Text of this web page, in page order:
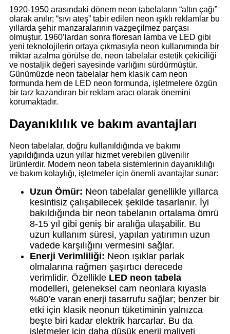
1920-1950 arasındaki dönem neon tabelaların “altın çağı”
olarak anılır; “sıvı ateş” tabir edilen neon ışıklı reklamlar bu
yıllarda şehir manzaralarının vazgeçilmez parçası
olmuştur. 1960’lardan sonra floresan lamba ve LED gibi
yeni teknolojilerin ortaya çıkmasıyla neon kullanımında bir
miktar azalma görülse de, neon tabelalar estetik çekiciliği
ve nostaljik değeri sayesinde varlığını sürdürmüştür.
Günümüzde neon tabelalar hem klasik cam neon
formunda hem de LED neon formunda, işletmelere özgün
bir tarz kazandıran bir reklam aracı olarak önemini
korumaktadır.
Dayanıklılık ve bakım avantajları
Neon tabelalar, doğru kullanıldığında ve bakımı
yapıldığında uzun yıllar hizmet verebilen güvenilir
ürünlerdir. Modern neon tabela sistemlerinin dayanıklılığı
ve bakım kolaylığı, işletmeler için önemli avantajlar sunar:
Uzun Ömür: Neon tabelalar genellikle yıllarca
kesintisiz çalışabilecek şekilde tasarlanır. İyi
bakıldığında bir neon tabelanın ortalama ömrü
8-15 yıl gibi geniş bir aralığa ulaşabilir. Bu
uzun kullanım süresi, yapılan yatırımın uzun
vadede karşılığını vermesini sağlar.
Enerji Verimliliği: Neon ışıklar parlak
olmalarına rağmen şaşırtıcı derecede
verimlidir. Özellikle LED neon tabela
modelleri, geleneksel cam neonlara kıyasla
%80’e varan enerji tasarrufu sağlar; benzer bir
etki için klasik neonun tüketiminin yalnızca
beşte biri kadar elektrik harcarlar. Bu da
işletmeler için daha düşük enerji maliyeti